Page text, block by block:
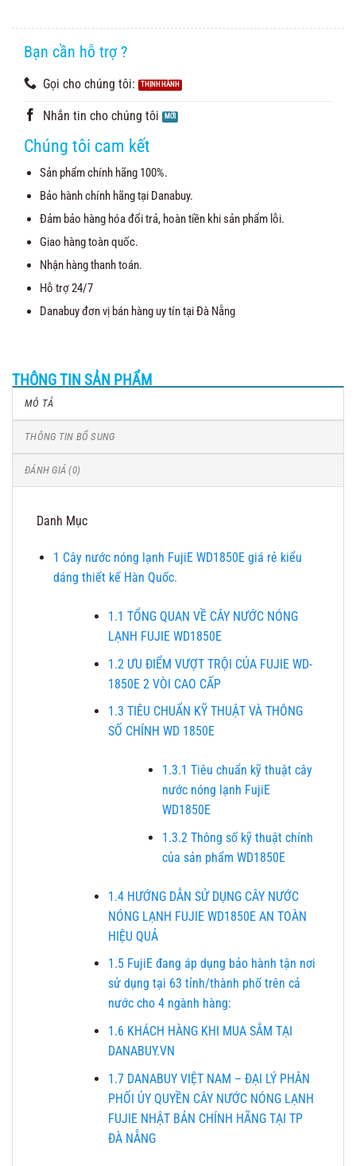
Bạn cần hỗ trợ ?
Gọi cho chúng tôi:
Nhắn tin cho chúng tôi
Chúng tôi cam kết
Sản phẩm chính hãng 100%.
Bảo hành chính hãng tại Danabuy.
Đảm bảo hàng hóa đổi trả, hoàn tiền khi sản phẩm lỗi.
Giao hàng toàn quốc.
Nhận hàng thanh toán.
Hỗ trợ 24/7
Danabuy đơn vị bán hàng uy tín tại Đà Nẵng
THÔNG TIN SẢN PHẨM
MÔ TẢ
THÔNG TIN BỔ SUNG
ĐÁNH GIÁ (0)
Danh Mục
1 Cây nước nóng lạnh FujiE WD1850E giá rẻ kiểu
dáng thiết kế Hàn Quốc.
1.1 TỔNG QUAN VỀ CÂY NƯỚC NÓNG
LẠNH FUJIE WD1850E
1.2 ƯU ĐIỂM VƯỢT TRỘI CỦA FUJIE WD-
1850E 2 VÒI CAO CẤP
1.3 TIÊU CHUẨN KỸ THUẬT VÀ THÔNG
SỐ CHÍNH WD 1850E
1.3.1 Tiêu chuẩn kỹ thuật cây
nước nóng lạnh FujiE
WD1850E
1.3.2 Thông số kỹ thuật chính
của sản phẩm WD1850E
1.4HƯỚNG DẪN SỬ DỤNG CÂY NƯỚC
NÓNG LẠNH FUJIE WD1850E AN TOÀN
HIỆU QUẢ
1.5FujiE đang áp dụng bảo hành tận nơi
sử dụng tại 63 tỉnh/thành phố trên cả
nước cho 4 ngành hàng:
1.6 KHÁCH HÀNG KHI MUA SẮM TẠI
DANABUY.VN
1.7DANABUY VIỆT NAM – ĐẠI LÝ PHÂN
PHỐI ỦY QUYỀN CÂY NƯỚC NÓNG LẠNH
FUJIE NHẬT BẢN CHÍNH HÃNG TẠI TP
ĐÀ NẴNG